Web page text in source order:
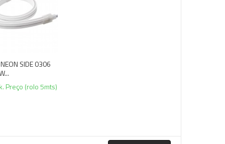
SIDE 0306
Preço (rolo 5mts)